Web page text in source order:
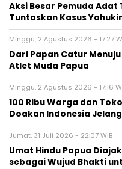
Aksi Besar Pemuda Adat
Tuntaskan Kasus
Minggu, 2 Agustus 2026 - 17:27
Dari Papan Catur Menuju
Atlet Muda Papua
Minggu, 2 Agustus 2026 - 17:16
100 Ribu Warga dan
Doakan Indonesia Jelang
Jumat, 31 Juli 2026 - 22:07 WIB
Umat Hindu Papua
sebagai Wujud Bhakti